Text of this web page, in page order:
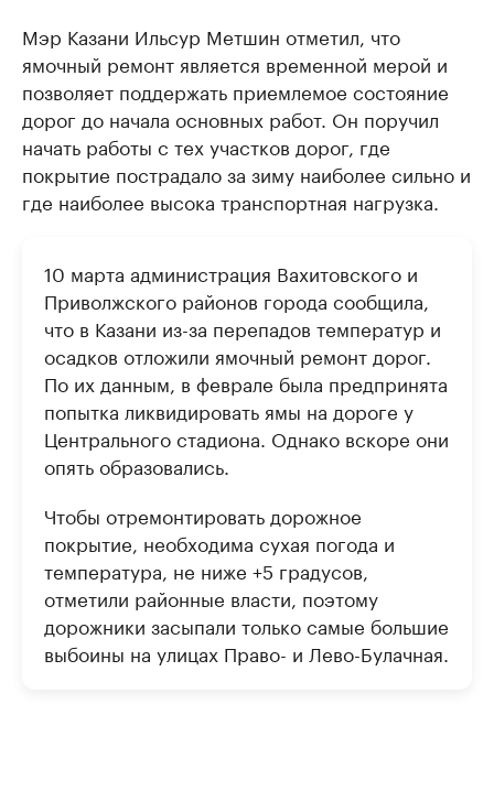
Мэр Казани Ильсур Метшин отметил, что
ямочный ремонт является временной мерой и
позволяет поддержать приемлемое состояние
дорог до начала основных работ. Он поручил
начать работы с тех участков дорог, где
покрытие пострадало за зиму наиболее сильно и
где наиболее высока транспортная нагрузка.
10 марта администрация Вахитовского и
Приволжского районов города сообщила,
что в Казани из-за перепадов температур и
осадков отложили ямочный ремонт дорог.
По их данным, в феврале была предпринята
попытка ликвидировать ямы на дороге у
Центрального стадиона. Однако вскоре они
опять образовались.
Чтобы отремонтировать дорожное
покрытие, необходима сухая погода и
температура, не ниже +5 градусов,
отметили районные власти, поэтому
дорожники засыпали только самые большие
выбоины на улицах Право- и Лево-Булачная.